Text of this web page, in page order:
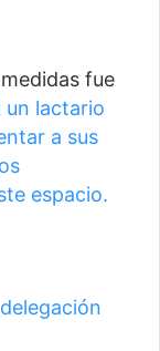
fue
un lactario
a sus
espacio.